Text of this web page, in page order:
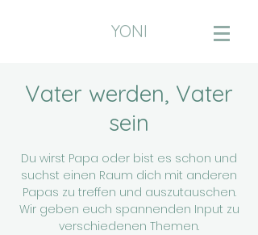
YONI
Vater werden, Vater
sein
Du wirst Papa oder bist es schon und
suchst einen Raum dich mit anderen
Papas zu treffen und auszutauschen.
Wir geben euch spannenden Input zu
verschiedenen Themen.